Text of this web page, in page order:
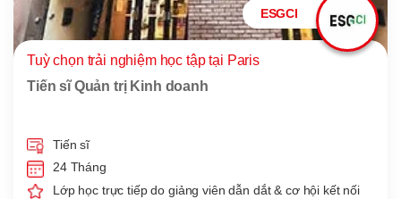
ESGCI
Tuỳ chọn trải nghiệm học tập tại Paris
Tiến sĩ Quản trị Kinh doanh
Tiến sĩ
24 Tháng
Lớp học trực tiếp do giảng viên dẫn dắt & cơ hội kết nối